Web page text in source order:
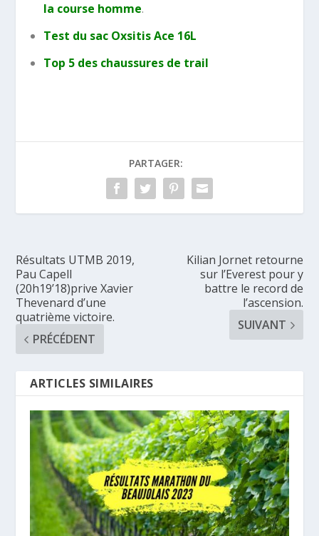
la course homme.
Test du sac Oxsitis Ace 16L
Top 5 des chaussures de trail
PARTAGER:
Résultats UTMB 2019,
Pau Capell
(20h19’18)prive Xavier
Thevenard d’une
quatrième victoire.
PRÉCÉDENT
Kilian Jornet retourne
sur l’Everest pour y
battre le record de
l’ascension.
SUIVANT
ARTICLES SIMILAIRES